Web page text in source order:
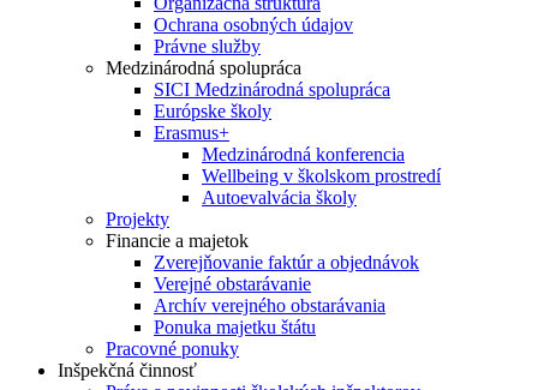
Ochrana osobných údajov
Právne služby
Medzinárodná spolupráca
SICI Medzinárodná spolupráca
Európske školy
Erasmus+
Medzinárodná konferencia
Wellbeing v školskom prostredí
Autoevalvácia školy
Projekty
Financie a majetok
Zverejňovanie faktúr a objednávok
Verejné obstarávanie
Archív verejného obstarávania
Ponuka majetku štátu
Pracovné ponuky
Inšpekčná činnosť